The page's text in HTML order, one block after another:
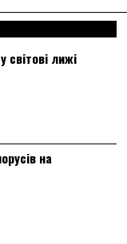
світові лижі
на